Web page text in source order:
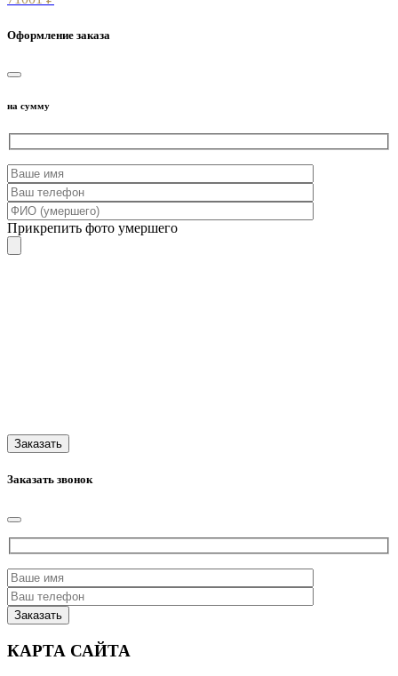
Оформление заказа
на сумму
Прикрепить фото умершего
Заказать звонок
КАРТА САЙТА